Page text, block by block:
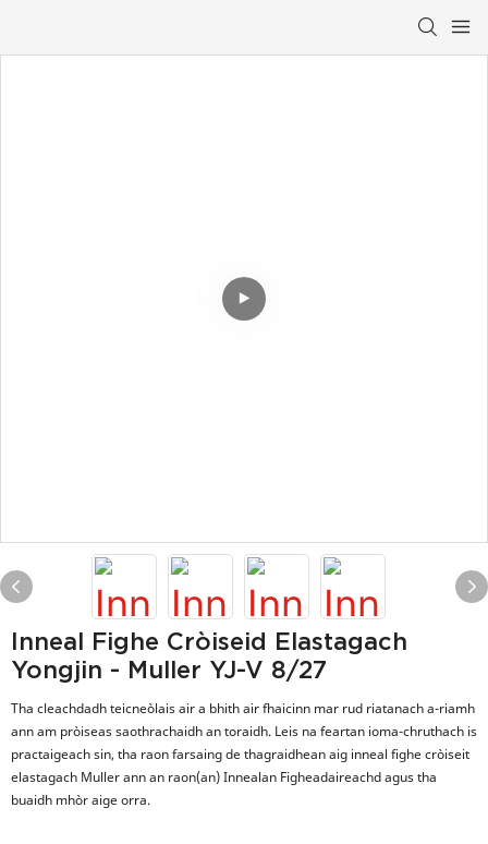
Inneal Fighe Cròiseid Elastagach
Yongjin - Muller YJ-V 8/27
Tha cleachdadh teicneòlais air a bhith air fhaicinn mar rud riatanach a-riamh
ann am pròiseas saothrachaidh an toraidh. Leis na feartan ioma-chruthach is
practaigeach sin, tha raon farsaing de thagraidhean aig inneal fighe cròiseit
elastagach Muller ann an raon(an) Innealan Figheadaireachd agus tha
buaidh mhòr aige orra.